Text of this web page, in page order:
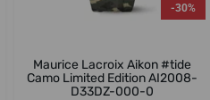
-30%
Maurice Lacroix Aikon #tide
Camo Limited Edition AI2008-
D33DZ-000-0